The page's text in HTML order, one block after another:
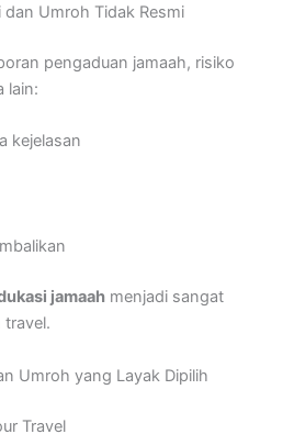
dan Umroh Tidak Resmi
pengaduan jamaah, risiko
lain:
kejelasan
jamaah menjadi sangat
travel.
Umroh yang Layak Dipilih
Travel